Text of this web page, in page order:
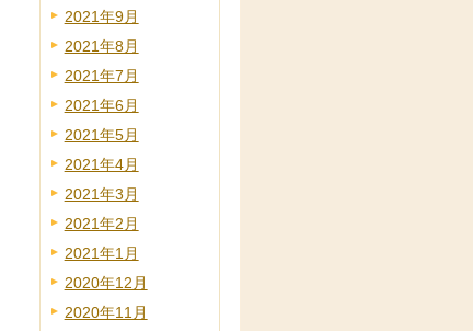
2021年9月
2021年8月
2021年7月
2021年6月
2021年5月
2021年4月
2021年3月
2021年2月
2021年1月
2020年12月
2020年11月